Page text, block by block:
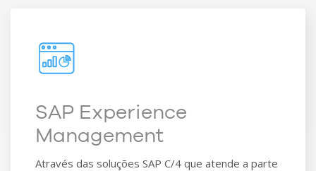
SAP Experience
Management
Através das soluções SAP C/4 que atende a parte